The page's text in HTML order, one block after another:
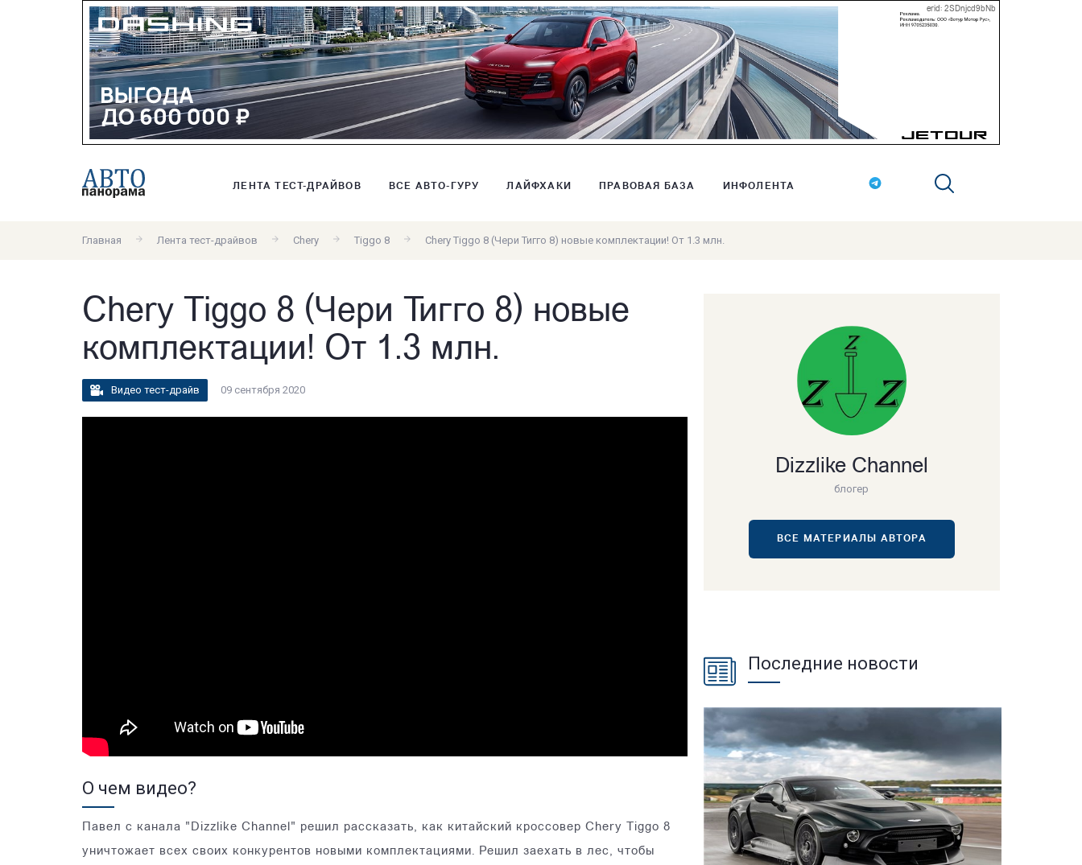
erid: 2SDnjcd9bNb
ЛЕНТА ТЕСТ-ДРАЙВОВ ВСЕ АВТО-ГУРУ ЛАЙФХАКИ ПРАВОВАЯ БАЗА ИНФОЛЕНТА
Главная Лента тест-драйвов Chery Tiggo 8 Chery Tiggo 8 (Чери Тигго 8) новые комплектации! От 1.3 млн.
Chery Tiggo 8 (Чери Тигго 8) новые
комплектации! От 1.3 млн.
Видео тест-драйв 09 сентября 2020
О чем видео?
Павел с канала "Dizzlike Channel" решил рассказать, как китайский кроссовер Chery Tiggo 8
уничтожает всех своих конкурентов новыми комплектациями. Решил заехать в лес, чтобы
Dizzlike Channel
блогер
ВСЕ МАТЕРИАЛЫ АВТОРА
Последние новости